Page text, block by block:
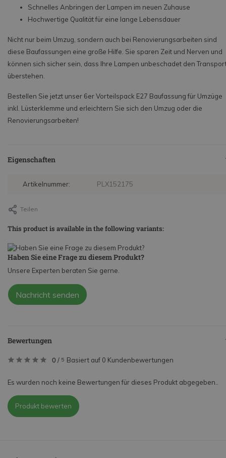
Schnelles Anbringen der Lampen im neuen Zuhause
Hochwertige Qualität für eine lange Lebensdauer
Nicht nur beim Umzug, sondern auch bei Renovierungsarbeiten sind
diese Baufassungen eine große Hilfe. Sie sparen Zeit und Nerven und
können sich sicher sein, dass Ihre Lampen unbeschadet den
überstehen.
Bestellen Sie jetzt unser 6er Vorteilspack E27 Baufassung für Umzüge
inkl. Lüsterklemme und erleichtern Sie sich den Umzug oder die
Renovierungsarbeiten!
Eigenschaften
Artikelnummer: PLX152175
Teilen
This product is available in the following variants:
Haben Sie eine Frage zu diesem Produkt?
Unsere Experten beraten Sie gerne.
Nachricht senden
Bewertungen
0 / 5 Basiert auf 0 Kundenbewertungen
Es wurden noch keine Bewertungen für dieses Produkt abgegeben..
Produkt bewerten